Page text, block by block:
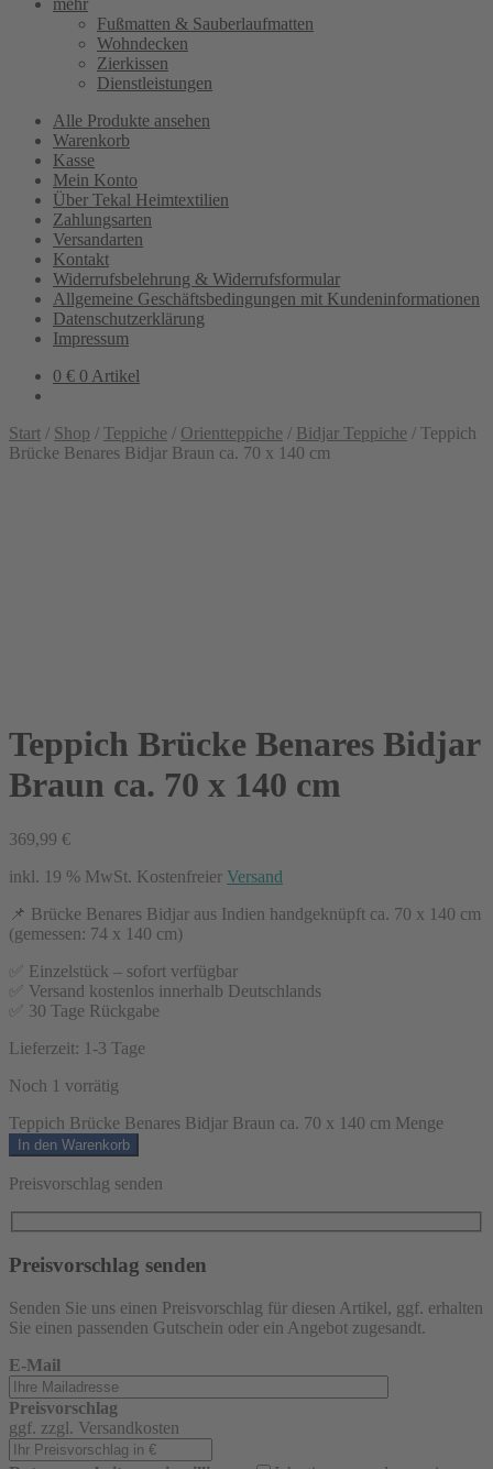
mehr
Fußmatten & Sauberlaufmatten
Wohndecken
Zierkissen
Dienstleistungen
Alle Produkte ansehen
Warenkorb
Kasse
Mein Konto
Über Tekal Heimtextilien
Zahlungsarten
Versandarten
Kontakt
Widerrufsbelehrung & Widerrufsformular
Allgemeine Geschäftsbedingungen mit Kundeninformationen
Datenschutzerklärung
Impressum
0 € 0 Artikel
Start / Shop / Teppiche / Orientteppiche / Bidjar Teppiche / Teppich
Brücke Benares Bidjar Braun ca. 70 x 140 cm
Teppich Brücke Benares Bidjar
Braun ca. 70 x 140 cm
369,99 €
inkl. 19 % MwSt. Kostenfreier Versand
📌 Brücke Benares Bidjar aus Indien handgeknüpft ca. 70 x 140 cm
(gemessen: 74 x 140 cm)
✅ Einzelstück – sofort verfügbar
✅ Versand kostenlos innerhalb Deutschlands
✅ 30 Tage Rückgabe
Lieferzeit: 1-3 Tage
Noch 1 vorrätig
Teppich Brücke Benares Bidjar Braun ca. 70 x 140 cm Menge
In den Warenkorb
Preisvorschlag senden
Preisvorschlag senden
Senden Sie uns einen Preisvorschlag für diesen Artikel, ggf. erhalten
Sie einen passenden Gutschein oder ein Angebot zugesandt.
E-Mail
Preisvorschlag
ggf. zzgl. Versandkosten